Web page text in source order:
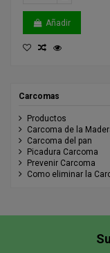
Añadir
Carcomas
Productos
Carcoma de la
Carcoma del pan
Picadura Carcoma
Prevenir Carcoma
Como eliminar la